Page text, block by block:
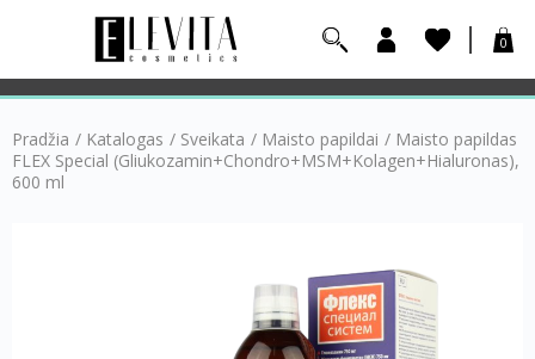
0
Pradžia / Katalogas / Sveikata / Maisto papildai / Maisto papildas
FLEX Special (Gliukozamin+Chondro+MSM+Kolagen+Hialuronas),
600 ml